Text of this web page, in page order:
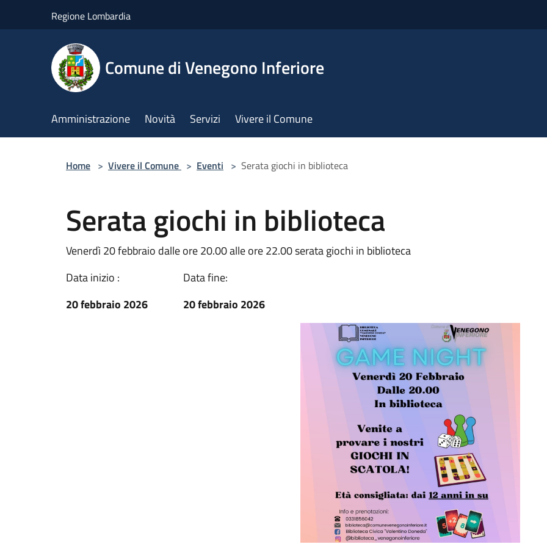
Regione Lombardia
Comune di Venegono Inferiore
Amministrazione Novità Servizi Vivere il Comune
Home > Vivere il Comune > Eventi > Serata giochi in biblioteca
Serata giochi in biblioteca
Venerdì 20 febbraio dalle ore 20.00 alle ore 22.00 serata giochi in biblioteca
Data inizio :
20 febbraio 2026
Data fine:
20 febbraio 2026